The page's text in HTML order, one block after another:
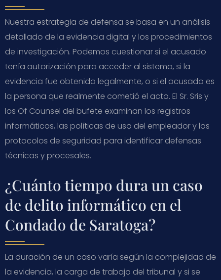
Nuestra estrategia de defensa se basa en un análisis
detallado de la evidencia digital y los procedimientos
de investigación. Podemos cuestionar si el acusado
tenía autorización para acceder al sistema, si la
evidencia fue obtenida legalmente, o si el acusado es
la persona que realmente cometió el acto. El Sr. Sris y
los Of Counsel del bufete examinan los registros
informáticos, las políticas de uso del empleador y los
protocolos de seguridad para identificar defensas
técnicas y procesales.
¿Cuánto tiempo dura un caso
de delito informático en el
Condado de Saratoga?
La duración de un caso varía según la complejidad de
la evidencia, la carga de trabajo del tribunal y si se